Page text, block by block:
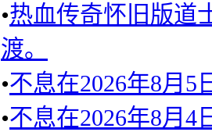
•热血传奇怀旧版道
渡。
•不息在2026年8月5
•不息在2026年8月4